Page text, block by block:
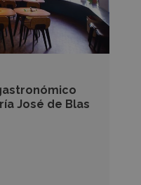
José de Blas